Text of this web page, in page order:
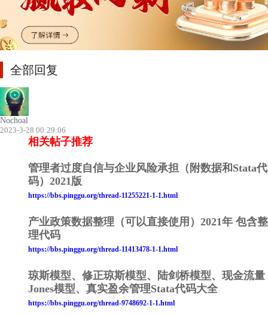
全部回复
Nochoal
2023-3-28 00:29:06
相关帖子推荐
管理者过度自信与企业风险承担（附数据和Stata代
码）2021版
https://bbs.pinggu.org/thread-11255221-1-1.html
产业政策数据整理（可以直接使用）2021年 包含整
理代码
https://bbs.pinggu.org/thread-11413478-1-1.html
琼斯模型、修正琼斯模型、陆剑桥模型、现金流量
Jones模型、真实盈余管理Stata代码大全
https://bbs.pinggu.org/thread-9748692-1-1.html